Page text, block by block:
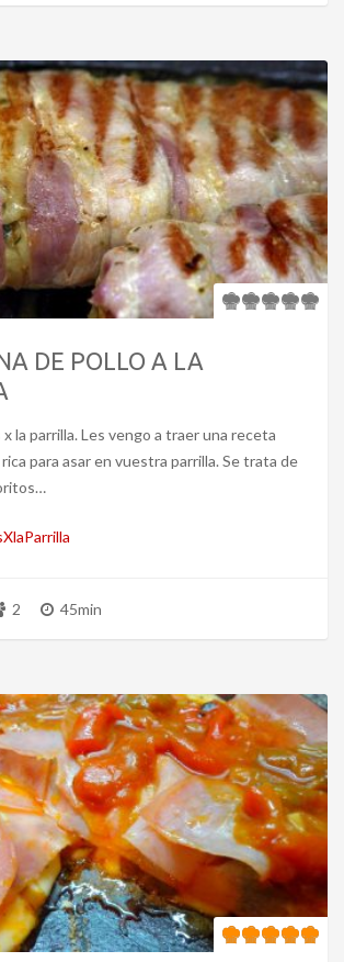
DE POLLO A LA
la parrilla. Les vengo a traer una receta
para asar en vuestra parrilla. Se trata de
2 45min